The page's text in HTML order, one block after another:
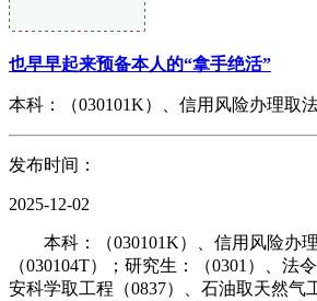
也早早起来预备本人的“拿手绝活”
本科：（030101K）、信用风险办理取
发布时间：
2025-12-02
本科：（030101K）、信用风险办
（030104T）；研究生：（0301）、法
安科学取工程（0837）、石油取天然气